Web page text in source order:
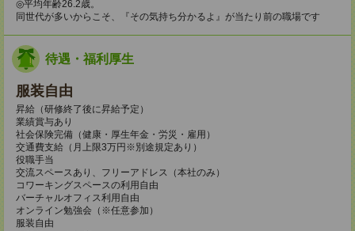
◎平均年齢26.2歳。
同世代が多いからこそ、『その気持ち分かるよ』が当たり前の職場です
待遇・福利厚生
服装自由
昇給（研修終了後に昇給予定）
業績賞与あり
社会保険完備（健康・厚生年金・労災・雇用）
交通費支給（月上限3万円※別途規定あり）
役職手当
交流スペースあり、フリーアドレス（本社のみ）
コワーキングスペースの利用自由
バーチャルオフィス利用自由
オンライン勉強会（※任意参加）
服装自由